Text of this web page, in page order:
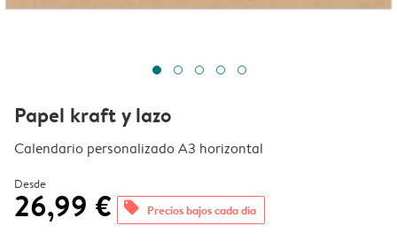
Papel kraft y lazo
Calendario personalizado A3 horizontal
Desde
26,99 € offers Precios bajos cada día